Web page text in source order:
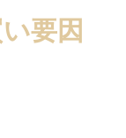
要因